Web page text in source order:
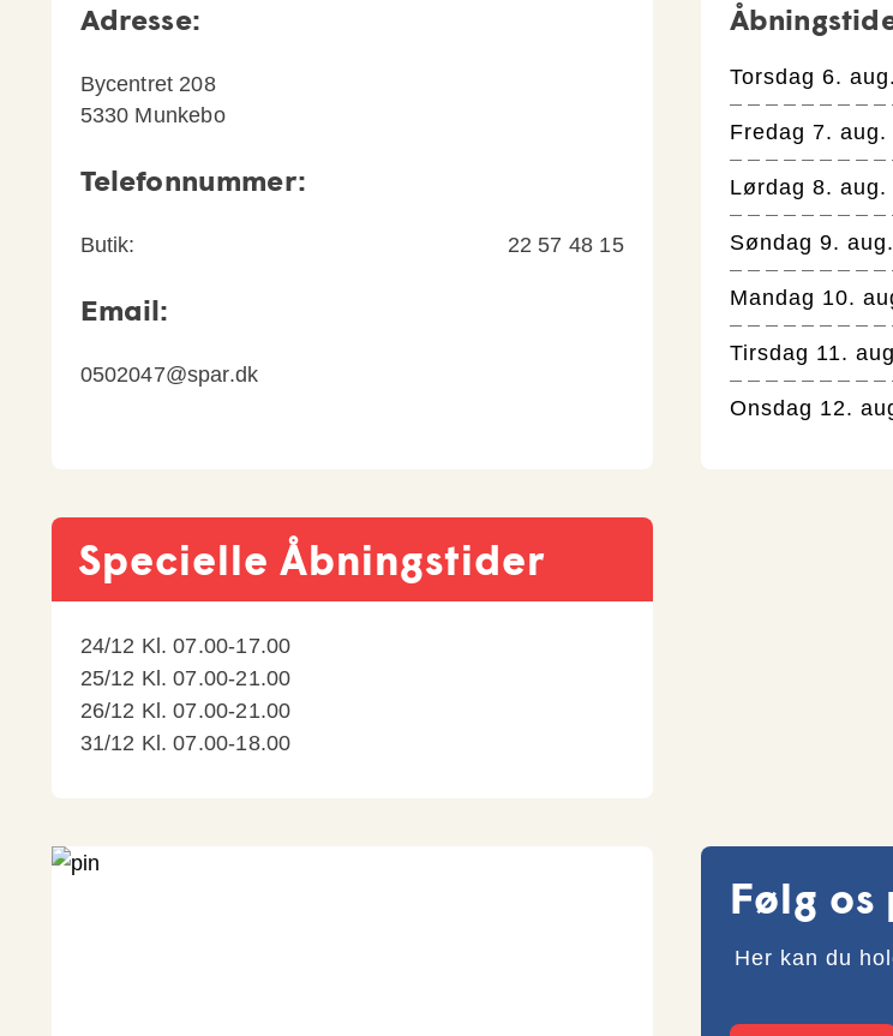
Adresse:
Bycentret 208
5330 Munkebo
Telefonnummer:
Butik: 22 57 48 15
Email:
0502047@spar.dk
Torsdag 6. aug.
Fredag 7. aug.
Lørdag 8. aug.
Søndag 9. aug.
Mandag 10.
Tirsdag 11.
Onsdag 12.
Specielle Åbningstider
24/12 Kl. 07.00-17.00
25/12 Kl. 07.00-21.00
26/12 Kl. 07.00-21.00
31/12 Kl. 07.00-18.00
Følg
Her kan du